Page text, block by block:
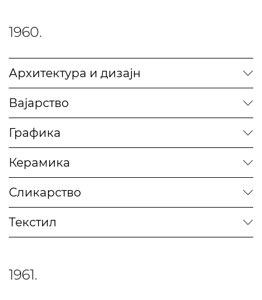
1960.
Архитектура и дизајн
Вајарство
Графика
Керамика
Сликарство
Текстил
1961.